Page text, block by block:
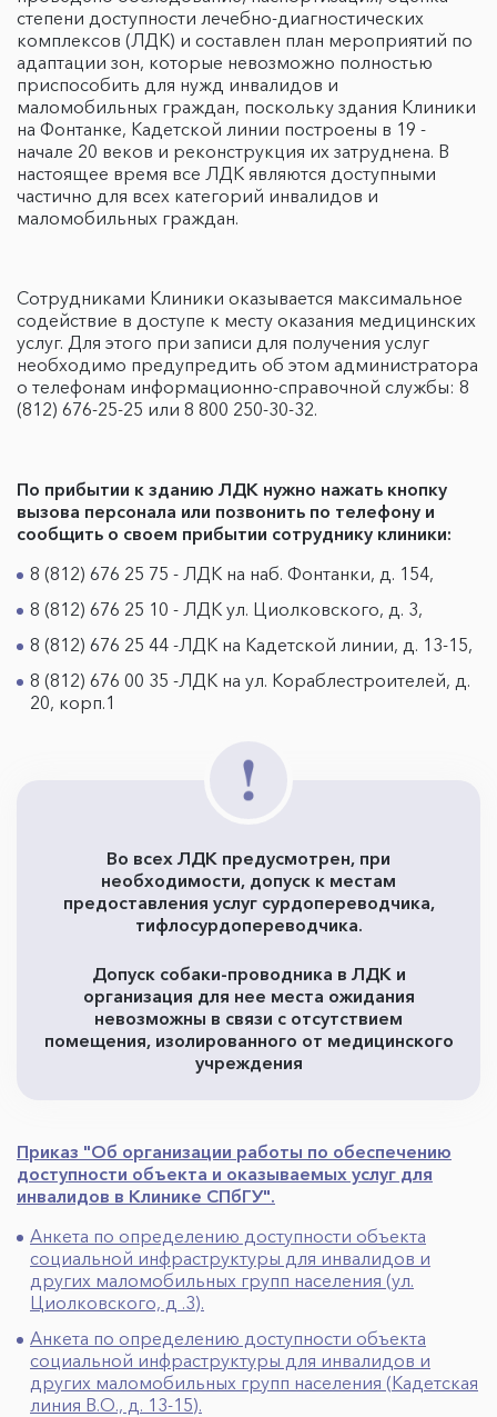
степени доступности лечебно-диагностических
комплексов (ЛДК) и составлен план мероприятий по
адаптации зон, которые невозможно полностью
приспособить для нужд инвалидов и
маломобильных граждан, поскольку здания Клиники
на Фонтанке, Кадетской линии построены в 19 -
начале 20 веков и реконструкция их затруднена. В
настоящее время все ЛДК являются доступными
частично для всех категорий инвалидов и
маломобильных граждан.
Cотрудниками Клиники оказывается максимальное
содействие в доступе к месту оказания медицинских
услуг. Для этого при записи для получения услуг
необходимо предупредить об этом администратора
о телефонам информационно-справочной службы: 8
(812) 676-25-25 или 8 800 250-30-32.
По прибытии к зданию ЛДК нужно нажать кнопку
вызова персонала или позвонить по телефону и
сообщить о своем прибытии сотруднику клиники:
8 (812) 676 25 75 - ЛДК на наб. Фонтанки, д. 154,
8 (812) 676 25 10 - ЛДК ул. Циолковского, д. 3,
8 (812) 676 25 44 -ЛДК на Кадетской линии, д. 13-15,
8 (812) 676 00 35 -ЛДК на ул. Кораблестроителей, д.
20, корп.1
Во всех ЛДК предусмотрен, при
необходимости, допуск к местам
предоставления услуг сурдопереводчика,
тифлосурдопереводчика.
Допуск собаки-проводника в ЛДК и
организация для нее места ожидания
невозможны в связи с отсутствием
помещения, изолированного от медицинского
учреждения
Приказ "Об организации работы по обеспечению
доступности объекта и оказываемых услуг для
инвалидов в Клинике СПбГУ".
Анкета по определению доступности объекта
социальной инфраструктуры для инвалидов и
других маломобильных групп населения (ул.
Циолковского, д .3).
Анкета по определению доступности объекта
социальной инфраструктуры для инвалидов и
других маломобильных групп населения (Кадетская
линия В.О., д. 13-15).